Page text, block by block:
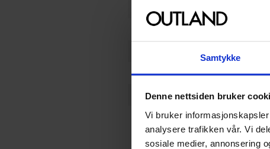
Samtykke
Denne nettsiden bruker
Vi bruker
analysere trafikken vår. Vi
sosiale medier, annonsering
Varenummer
Opprinnelsesland :
Utgiver
Språk
Farge